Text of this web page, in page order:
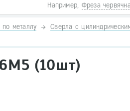
Например, Фреза
по металлу
Сверла с
(10шт)